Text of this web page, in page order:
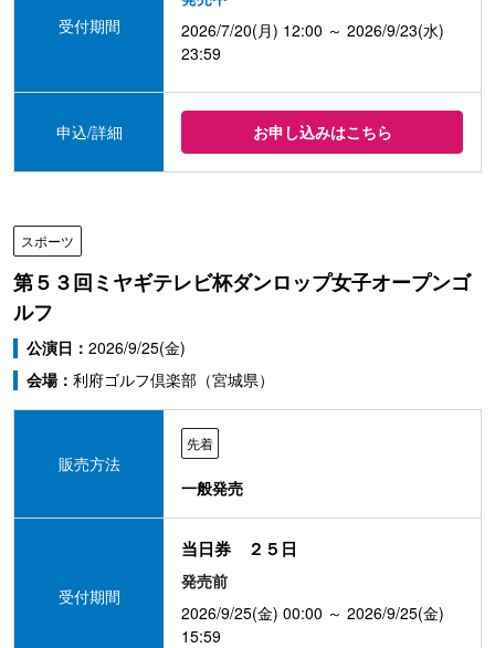
受付期間
2026/7/20(月) 12:00 ～ 2026/9/23(水)
23:59
申込/詳細 お申し込みはこちら
スポーツ
第５３回ミヤギテレビ杯ダンロップ女子オープンゴ
ルフ
公演日： 2026/9/25(金)
会場： 利府ゴルフ倶楽部（宮城県）
販売方法
先着
一般発売
受付期間
当日券 ２５日
発売前
2026/9/25(金) 00:00 ～ 2026/9/25(金)
15:59